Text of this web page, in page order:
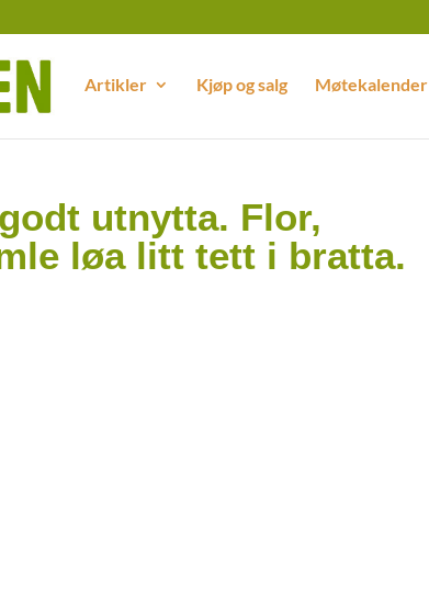
Artikler Kjøp og salg Møtekalender
utnytta. Flor,
løa litt tett i bratta.